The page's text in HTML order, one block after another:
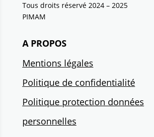
Tous droits réservé 2024 – 2025
PIMAM
A PROPOS
Mentions légales
Politique de confidentialité
Politique protection données
personnelles